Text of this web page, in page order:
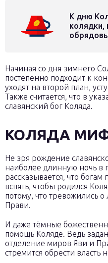
К дню
колядки,
Начиная со дня зимнего
постепенно подходит к
уходят на второй план,
Также считается, что в
славянский бог Коляда.
КОЛЯДА
Не зря рождение
наиболее длинную ночь в
рассказывается, что
вспять, чтобы родился
потому, что тревожились
Прави.
И даже тёмные
помощь Коляде. Ведь
отделение миров Яви и
стремится обрести власть